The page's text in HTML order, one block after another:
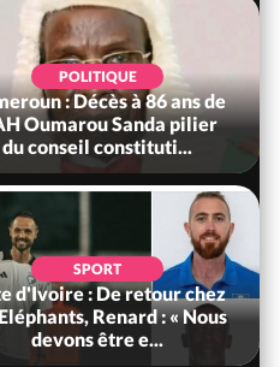
POLITIQUE
: Décès à 86 ans de
Oumarou Sanda pilier
du conseil constituti...
SPORT
d'Ivoire : De retour chez
Renard : « Nous
devons être e...